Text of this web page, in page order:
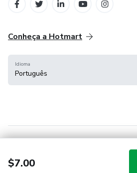
$7.00
Conheça a Hotmart
Idioma
Português